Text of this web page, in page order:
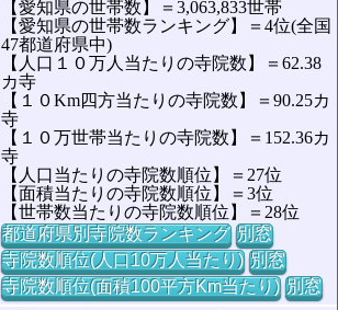
【愛知県の世帯数】＝3,063,833世帯
【愛知県の世帯数ランキング】＝4位(全国
47都道府県中)
【人口１０万人当たりの寺院数】＝62.38
カ寺
【１０Km四方当たりの寺院数】＝90.25カ
寺
【１０万世帯当たりの寺院数】＝152.36カ
寺
【人口当たりの寺院数順位】＝27位
【面積当たりの寺院数順位】＝3位
【世帯数当たりの寺院数順位】＝28位
都道府県別寺院数ランキング 別窓
寺院数順位(人口10万人当たり) 別窓
寺院数順位(面積100平方Km当たり) 別窓